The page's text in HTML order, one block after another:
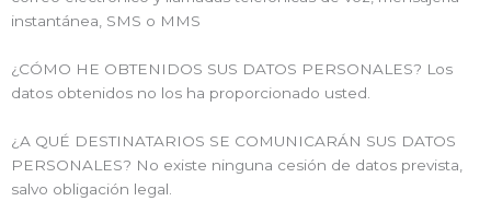
instantánea, SMS o MMS
¿CÓMO HE OBTENIDOS SUS DATOS PERSONALES? Los
datos obtenidos no los ha proporcionado usted.
¿A QUÉ DESTINATARIOS SE COMUNICARÁN SUS DATOS
PERSONALES? No existe ninguna cesión de datos prevista,
salvo obligación legal.